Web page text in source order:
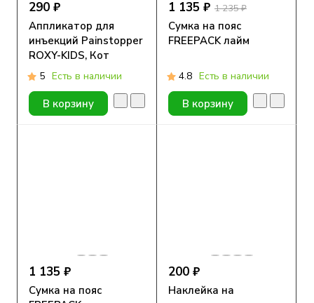
290 ₽
Аппликатор для
инъекций Painstopper
ROXY-KIDS, Кот
5 Есть в наличии
В корзину
1 135 ₽ 1 235 ₽
Сумка на пояс
FREEPACK лайм
4.8 Есть в наличии
В корзину
1 135 ₽
Сумка на пояс
200 ₽
Наклейка на